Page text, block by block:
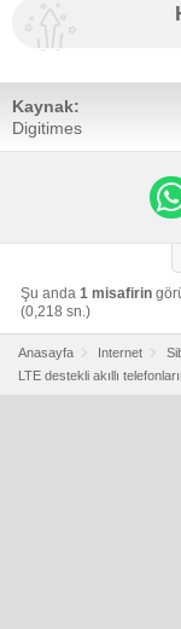
Kaynak:
Digitimes
Şu anda 1 misafirin
(0,218 sn.)
Anasayfa Internet
LTE destekli akıllı